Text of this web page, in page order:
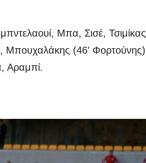
Μπα, Σισέ, Τσιμίκας
Μπουχαλάκης (46′ Φορτούνης)
Αραμπί.